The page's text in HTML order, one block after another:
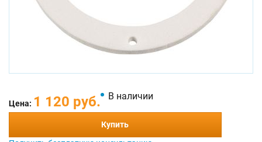
Цена: 1 120 руб. В наличии
Купить